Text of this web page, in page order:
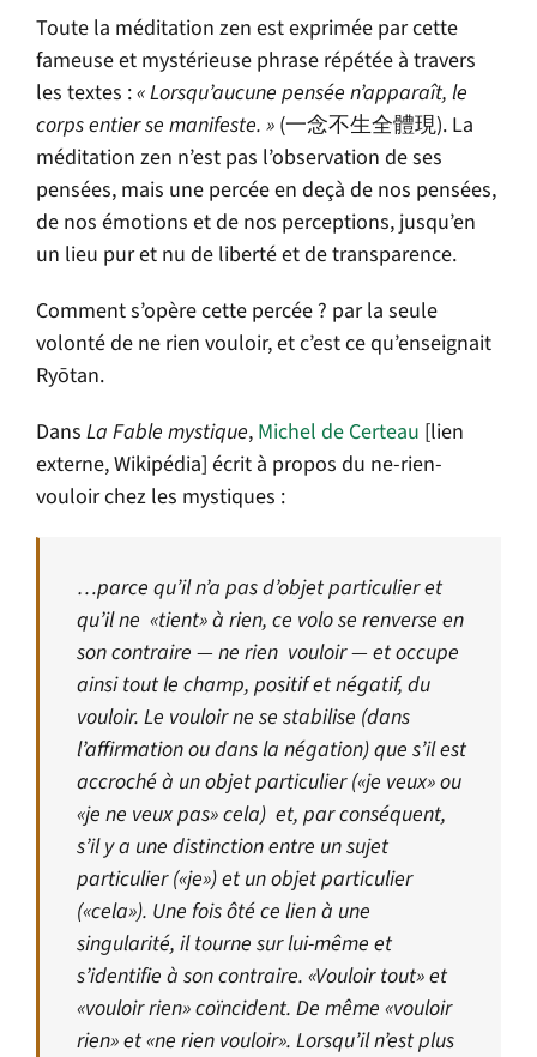
Toute la méditation zen est exprimée par cette
fameuse et mystérieuse phrase répétée à travers
les textes :« Lorsqu’aucune pensée n’apparaît, le
corps entier se manifeste. »(一念不生全體現). La
méditation zen n’est pas l’observation de ses
pensées, mais une percée en deçà de nos pensées,
de nos émotions et de nos perceptions, jusqu’en
un lieu pur et nu de liberté et de transparence.
Comment s’opère cette percée ? par la seule
volonté de ne rien vouloir, et c’est ce qu’enseignait
Ryōtan.
Dans La Fable mystique, Michel de Certeau [lien
externe, Wikipédia] écrit à propos du ne-rien-
vouloir chez les mystiques :
…parce qu’il n’a pas d’objet particulier et
qu’il ne «tient» à rien, ce volo se renverse en
son contraire — ne rien vouloir — et occupe
ainsi tout le champ, positif et négatif, du
vouloir. Le vouloir ne se stabilise (dans
l’affirmation ou dans la négation) que s’il est
accroché à un objet particulier («je veux» ou
«je ne veux pas» cela) et, par conséquent,
s’il y a une distinction entre un sujet
particulier («je») et un objet particulier
(«cela»). Une fois ôté ce lien à une
singularité, il tourne sur lui-même et
s’identifie à son contraire. «Vouloir tout» et
«vouloir rien» coïncident. De même «vouloir
rien» et «ne rien vouloir». Lorsqu’il n’est plus